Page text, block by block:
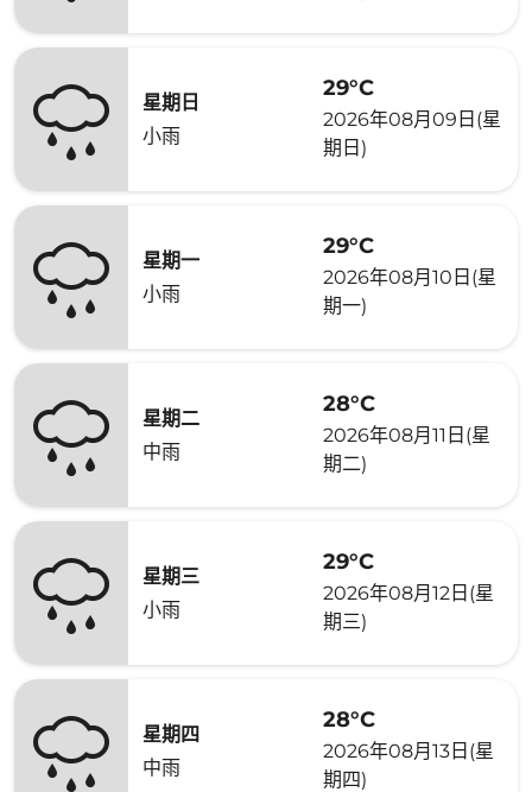
星期日
小雨
29°C
2026年08月09日(星
期日)
星期一
小雨
29°C
2026年08月10日(星
期一)
星期二
中雨
28°C
2026年08月11日(星
期二)
星期三
小雨
29°C
2026年08月12日(星
期三)
星期四
中雨
28°C
2026年08月13日(星
期四)